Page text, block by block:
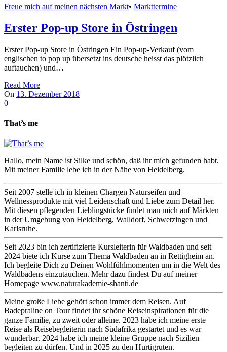
Freue mich auf meinen nächsten Markt• Markttermine
Erster Pop-up Store in Östringen
Erster Pop-up Store in Östringen Ein Pop-up-Verkauf (vom
englischen to pop up übersetzt ins deutsche heisst das plötzlich
auftauchen) und…
Read More
On 13. Dezember 2018
0
That’s me
Hallo, mein Name ist Silke und schön, daß ihr mich gefunden habt.
Mit meiner Familie lebe ich in der Nähe von Heidelberg.
Seit 2007 stelle ich in kleinen Chargen Naturseifen und
Wellnessprodukte mit viel Leidenschaft und Liebe zum Detail her.
Mit diesen pflegenden Lieblingstücke findet man mich auf Märkten
in der Umgebung von Heidelberg, Walldorf, Schwetzingen und
Karlsruhe.
Seit 2023 bin ich zertifizierte Kursleiterin für Waldbaden und seit
2024 biete ich Kurse zum Thema Waldbaden an in Rettigheim an.
Ich begleite Dich zu Deinen Wohlfühlmomenten um in die Welt des
Waldbadens einzutauchen. Mehr dazu findest Du auf meiner
Homepage www.naturakademie-shanti.de
Meine große Liebe gehört schon immer dem Reisen. Auf
Badepraline on Tour findet ihr schöne Reiseinspirationen für die
ganze Familie, zu zweit oder alleine. 2023 habe ich meine erste
Reise als Reisebegleiterin nach Südafrika gestartet und es war
wunderbar. 2024 habe ich meine kleine Gruppe nach Sizilien
begleiten zu dürfen. Und in 2025 zu den Hurtigruten.